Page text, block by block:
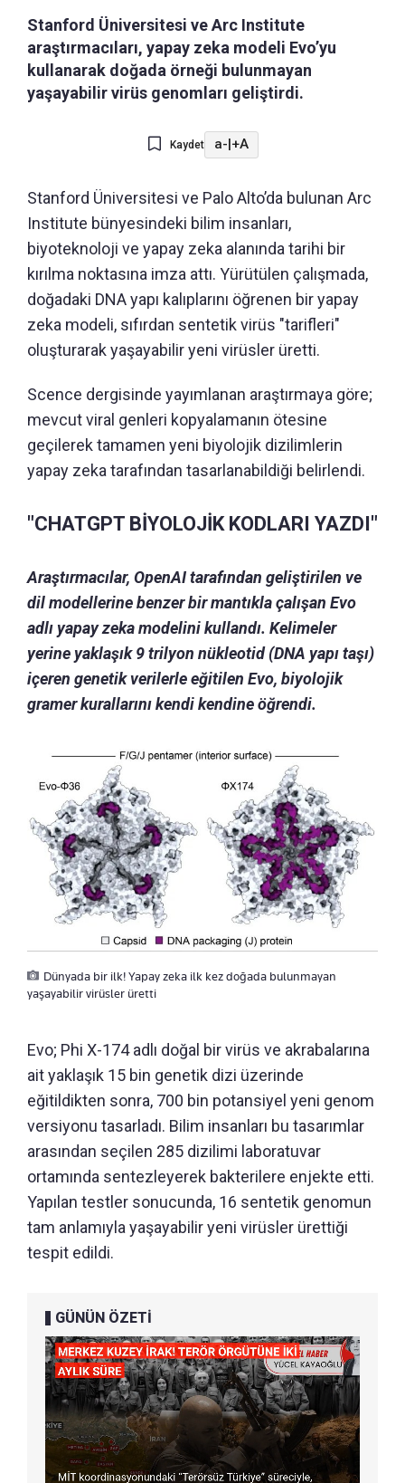
Stanford Üniversitesi ve Arc Institute
araştırmacıları, yapay zeka modeli Evo’yu
kullanarak doğada örneği bulunmayan
yaşayabilir virüs genomları geliştirdi.
Kaydet a-|+A
Stanford Üniversitesi ve Palo Alto’da bulunan Arc
Institute bünyesindeki bilim insanları,
biyoteknoloji ve yapay zeka alanında tarihi bir
kırılma noktasına imza attı. Yürütülen çalışmada,
doğadaki DNA yapı kalıplarını öğrenen bir yapay
zeka modeli, sıfırdan sentetik virüs "tarifleri"
oluşturarak yaşayabilir yeni virüsler üretti.
Scence dergisinde yayımlanan araştırmaya göre;
mevcut viral genleri kopyalamanın ötesine
geçilerek tamamen yeni biyolojik dizilimlerin
yapay zeka tarafından tasarlanabildiği belirlendi.
"CHATGPT BİYOLOJİK KODLARI YAZDI"
Araştırmacılar, OpenAI tarafından geliştirilen ve
dil modellerine benzer bir mantıkla çalışan Evo
adlı yapay zeka modelini kullandı. Kelimeler
yerine yaklaşık 9 trilyon nükleotid (DNA yapı taşı)
içeren genetik verilerle eğitilen Evo, biyolojik
gramer kurallarını kendi kendine öğrendi.
Dünyada bir ilk! Yapay zeka ilk kez doğada bulunmayan
yaşayabilir virüsler üretti
Evo; Phi X-174 adlı doğal bir virüs ve akrabalarına
ait yaklaşık 15 bin genetik dizi üzerinde
eğitildikten sonra, 700 bin potansiyel yeni genom
versiyonu tasarladı. Bilim insanları bu tasarımlar
arasından seçilen 285 dizilimi laboratuvar
ortamında sentezleyerek bakterilere enjekte etti.
Yapılan testler sonucunda, 16 sentetik genomun
tam anlamıyla yaşayabilir yeni virüsler ürettiği
tespit edildi.
GÜNÜN ÖZETİ